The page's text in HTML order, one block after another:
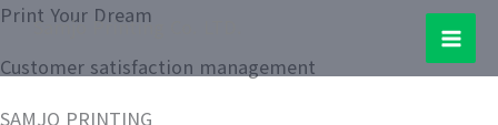
콘
츠
Samjo Printing Co. LTD.
Main
Print Your Dream
Customer satisfaction management
SAMJO PRINTING